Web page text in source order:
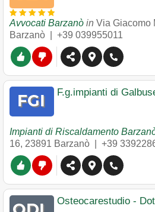
Avvocati Barzanò in Via Giacomo
Barzanò
+39 039955011
F.g.impianti di
Impianti di Riscaldamento
16, 23891 Barzanò +39
Osteocarestudio -